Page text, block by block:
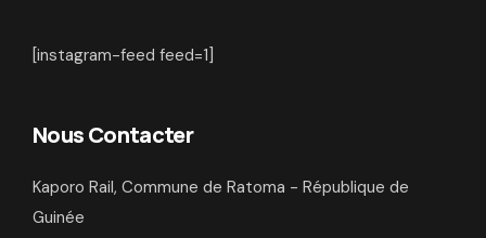
[instagram-feed feed=1]
Nous Contacter
Kaporo Rail, Commune de Ratoma - République de
Guinée